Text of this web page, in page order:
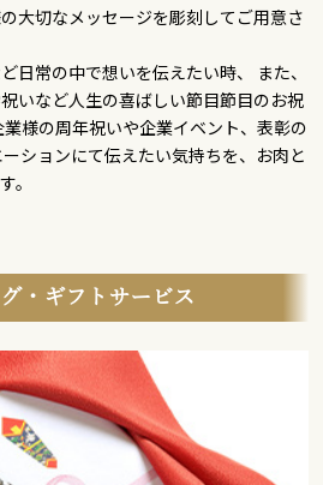
大切なメッセージを彫刻してご用意さ
日常の中で想いを伝えたい時、 また、
いなど人生の喜ばしい節目節目のお祝
様の周年祝いや企業イベント、表彰の
ションにて伝えたい気持ちを、お肉と
。
・ギフトサービス